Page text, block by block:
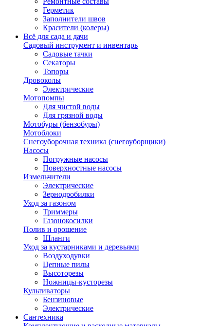
Герметик
Заполнители швов
Красители (колеры)
Всё для сада и дачи
Садовый инструмент и инвентарь
Садовые тачки
Секаторы
Топоры
Дровоколы
Электрические
Мотопомпы
Для чистой воды
Для грязной воды
Мотобуры (бензобуры)
Мотоблоки
Снегоуборочная техника (снегоуборщики)
Насосы
Погружные насосы
Поверхностные насосы
Измельчители
Электрические
Зернодробилки
Уход за газоном
Триммеры
Газонокосилки
Полив и орошение
Шланги
Уход за кустарниками и деревьями
Воздуходувки
Цепные пилы
Высоторезы
Ножницы-кусторезы
Культиваторы
Бензиновые
Электрические
Сантехника